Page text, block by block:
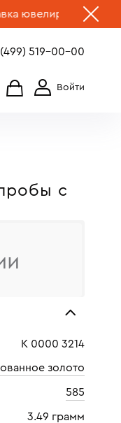
изделий по
519-00-00
c
К 0000 3214
золото
585
3.49 грамм